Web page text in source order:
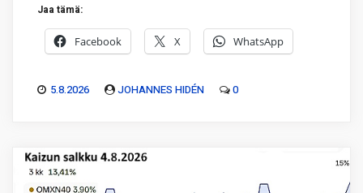
Jaa tämä:
Facebook X WhatsApp
5.8.2026 JOHANNES HIDÉN 0